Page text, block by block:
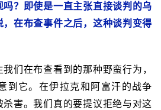
？即使是一直主张直接谈判的乌
在布查事件之后，这种谈判变得
们在布查看到的那种野蛮行为，
到它。在伊拉克和阿富汗的战争
害。我们真的要提议拒绝与对这